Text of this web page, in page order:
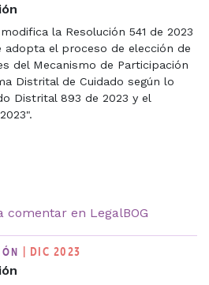
la Resolución 541 de 2023
adopta el proceso de elección de
del Mecanismo de Participación
Distrital de Cuidado según lo
Distrital 893 de 2023 y el
en LegalBOG
| DIC 2023